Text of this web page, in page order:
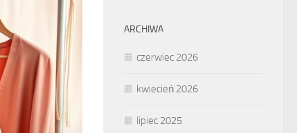
ARCHIWA
czerwiec 2026
kwiecień 2026
lipiec 2025